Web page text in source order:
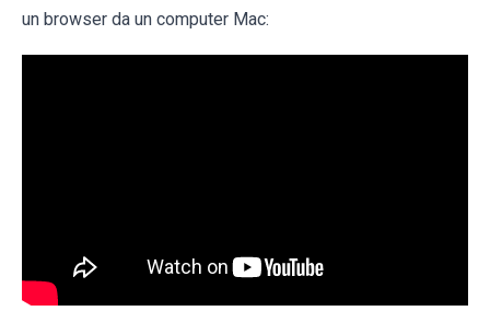
un browser da un computer Mac: